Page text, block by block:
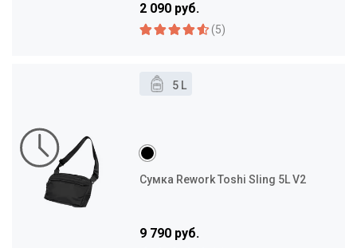
2 090 руб.
(5)
5 L
Сумка Rework Toshi Sling 5L V2
9 790 руб.